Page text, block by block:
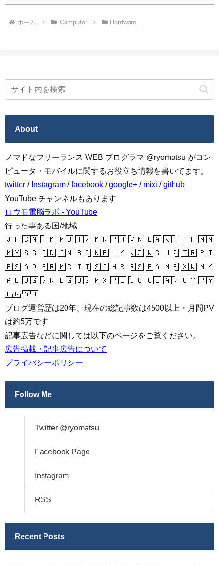
ホーム Computer Hardware
About
ノマドなフリーランス WEB プログラマ @ryomatsu がコン
ピュータ・モバイルに関するお役立ち情報を書いてます。
twitter / Instagram /facebook /google+ / mixi /github
YouTube チャンネルもあります
ロウモ電脳ラボ - YouTube
行った事ある国/地域
🇯🇵 🇨🇳 🇭🇰 🇲🇴 🇹🇼 🇰🇷 🇵🇭 🇻🇳 🇱🇦 🇰🇭 🇹🇭 🇲🇲
🇲🇾 🇸🇬 🇮🇩 🇮🇳 🇧🇩 🇳🇵 🇱🇰 🇰🇿 🇰🇬 🇺🇿 🇹🇷 🇵🇹
🇪🇸 🇦🇩 🇫🇷 🇲🇨 🇮🇹 🇸🇮 🇭🇷 🇷🇸 🇧🇦 🇲🇪 🇽🇰 🇲🇰
🇦🇱 🇧🇬 🇬🇷 🇪🇬 🇺🇸 🇲🇽 🇵🇪 🇧🇴 🇨🇱 🇦🇷 🇺🇾 🇵🇾
🇧🇷 🇦🇺
ブログ運営歴は20年、現在の総記事数は4500以上・月間PV
は約5万です
記事広告などに関しては以下のページをご覧ください。
広告掲載・記事広告について
プライバシーポリシー
Follow Me
Twitter @ryomatsu
Facebook Page
Instagram
RSS
Recent Posts